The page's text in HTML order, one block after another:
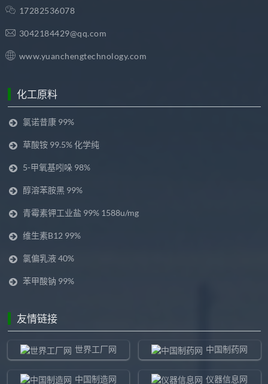
17282536078
3042184429@qq.com
www.yuanchengtechnology.com
化工原料
氯诺昔康 99%
草酸铵 99.5% 化学纯
5-甲氧基吲哚 98%
醇溶苯胺黑 99%
青霉素钾工业盐 99% 1588u/mg
维生素B12 99%
氯偏乳液 40%
苯甲酸钠 99%
友情链接
世界工厂网 中国制药网
中国制造网 仪器信息网